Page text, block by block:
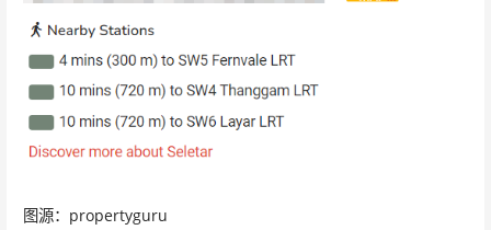
图源：propertyguru